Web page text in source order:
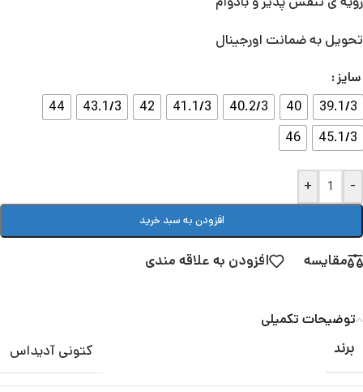
تحویل به ضمانت اورجینال
سایز
39.1/3
40
40.2/3
41.1/3
42
43.1/3
44
45.1/3
46
-
+
افزودن به سبد خرید
مقایسه افزودن به علاقه مندی
توضیحات تکمیلی
برند کتونی آدیداس